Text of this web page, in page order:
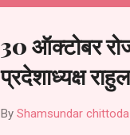
30 ऑक्टोबर
प्रदेशाध्यक्ष
By Shamsundar chittoda